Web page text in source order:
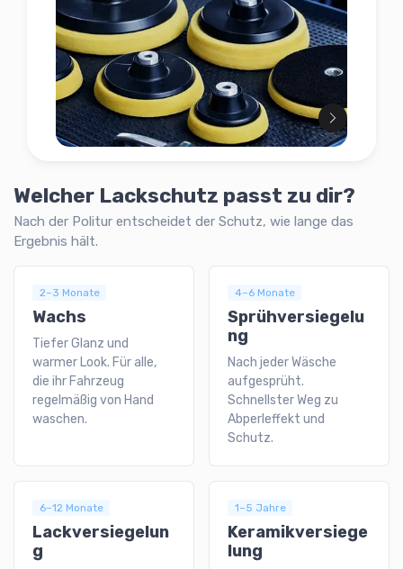
Welcher Lackschutz passt zu dir?
Nach der Politur entscheidet der Schutz, wie lange das
Ergebnis hält.
2–3 Monate
Wachs
Tiefer Glanz und
warmer Look. Für alle,
die ihr Fahrzeug
regelmäßig von Hand
waschen.
4–6 Monate
Sprühversiegelu
ng
Nach jeder Wäsche
aufgesprüht.
Schnellster Weg zu
Abperleffekt und
Schutz.
6–12 Monate
Lackversiegelun
g
1–5 Jahre
Keramikversiege
lung